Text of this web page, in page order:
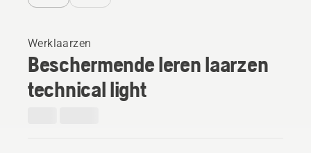
Werklaarzen
Beschermende leren laarzen
technical light